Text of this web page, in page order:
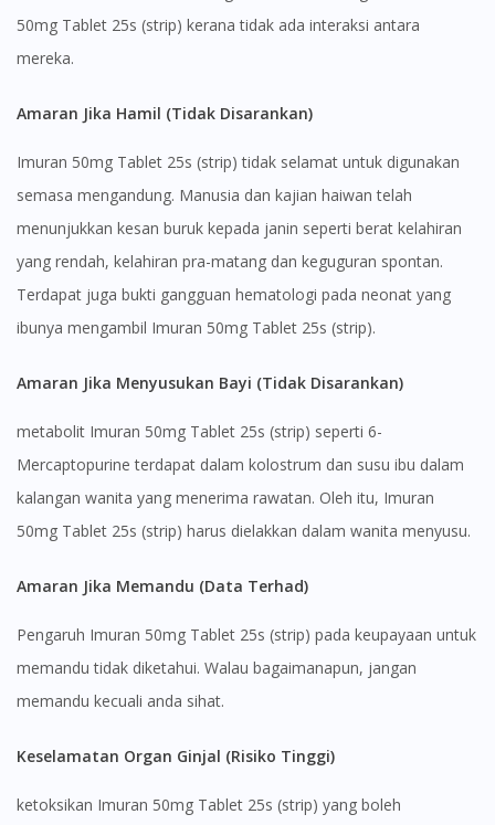
Visit DoctorOnCall Singapore
You seem to be shopping from Singapore
You are currently on DoctorOnCall.com.my, our Malaysian
To serve you better, would you like to head over to
DoctorOnCall Singapore
Continue to DoctorOnCall Singapore
No, please do not redirect me
50mg Tablet 25s (strip) kerana tidak ada interaksi antara
mereka.
Amaran Jika Hamil (Tidak Disarankan)
Imuran 50mg Tablet 25s (strip) tidak selamat untuk digunakan
semasa mengandung. Manusia dan kajian haiwan telah
menunjukkan kesan buruk kepada janin seperti berat kelahiran
yang rendah, kelahiran pra-matang dan keguguran spontan.
Terdapat juga bukti gangguan hematologi pada neonat yang
ibunya mengambil Imuran 50mg Tablet 25s (strip).
Amaran Jika Menyusukan Bayi (Tidak Disarankan)
metabolit Imuran 50mg Tablet 25s (strip) seperti 6-
Mercaptopurine terdapat dalam kolostrum dan susu ibu dalam
kalangan wanita yang menerima rawatan. Oleh itu, Imuran
50mg Tablet 25s (strip) harus dielakkan dalam wanita menyusu.
Amaran Jika Memandu (Data Terhad)
Pengaruh Imuran 50mg Tablet 25s (strip) pada keupayaan untuk
memandu tidak diketahui. Walau bagaimanapun, jangan
memandu kecuali anda sihat.
Keselamatan Organ Ginjal (Risiko Tinggi)
ketoksikan Imuran 50mg Tablet 25s (strip) yang boleh